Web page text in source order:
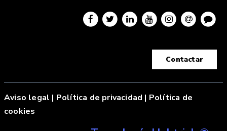
Contactar
Aviso legal | Política de privacidad | Política de
cookies